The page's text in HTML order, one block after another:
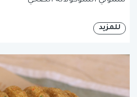
للمزيد